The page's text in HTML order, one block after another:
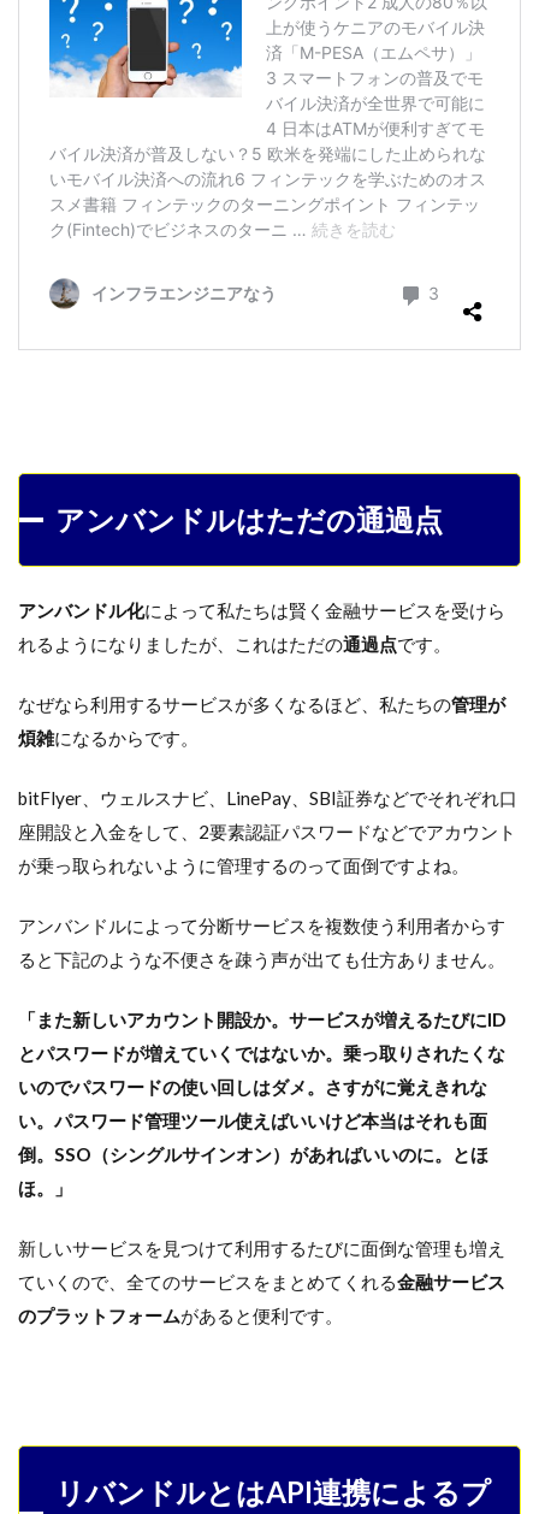
アンバンドルはただの通過点
アンバンドル化によって私たちは賢く金融サービスを受けら
れるようになりましたが、これはただの通過点です。
なぜなら利用するサービスが多くなるほど、私たちの管理が
煩雑になるからです。
bitFlyer、ウェルスナビ、LinePay、SBI証券などでそれぞれ口
座開設と入金をして、2要素認証パスワードなどでアカウント
が乗っ取られないように管理するのって面倒ですよね。
アンバンドルによって分断サービスを複数使う利用者からす
ると下記のような不便さを疎う声が出ても仕方ありません。
「また新しいアカウント開設か。サービスが増えるたびにID
とパスワードが増えていくではないか。乗っ取りされたくな
いのでパスワードの使い回しはダメ。さすがに覚えきれな
い。パスワード管理ツール使えばいいけど本当はそれも面
倒。SSO（シングルサインオン）があればいいのに。とほ
ほ。」
新しいサービスを見つけて利用するたびに面倒な管理も増え
ていくので、全てのサービスをまとめてくれる金融サービス
のプラットフォームがあると便利です。
リバンドルとはAPI連携によるプ